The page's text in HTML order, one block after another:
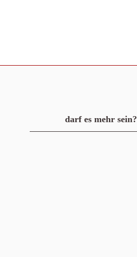
darf es mehr sein?